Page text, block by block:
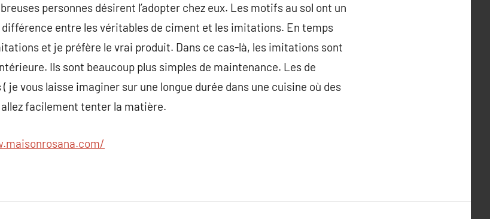
personnes désirent l’adopter chez eux. Les motifs au sol ont un
entre les véritables de ciment et les imitations. En temps
et je préfère le vrai produit. Dans ce cas-là, les imitations sont
Ils sont beaucoup plus simples de maintenance. Les de
je vous laisse imaginer sur une longue durée dans une cuisine où des
facilement tenter la matière.